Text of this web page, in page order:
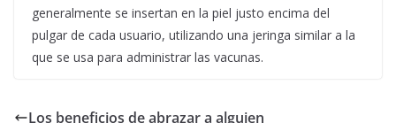
generalmente se insertan en la piel justo encima del
pulgar de cada usuario, utilizando una jeringa similar a la
que se usa para administrar las vacunas.
Los beneficios de abrazar a alguien